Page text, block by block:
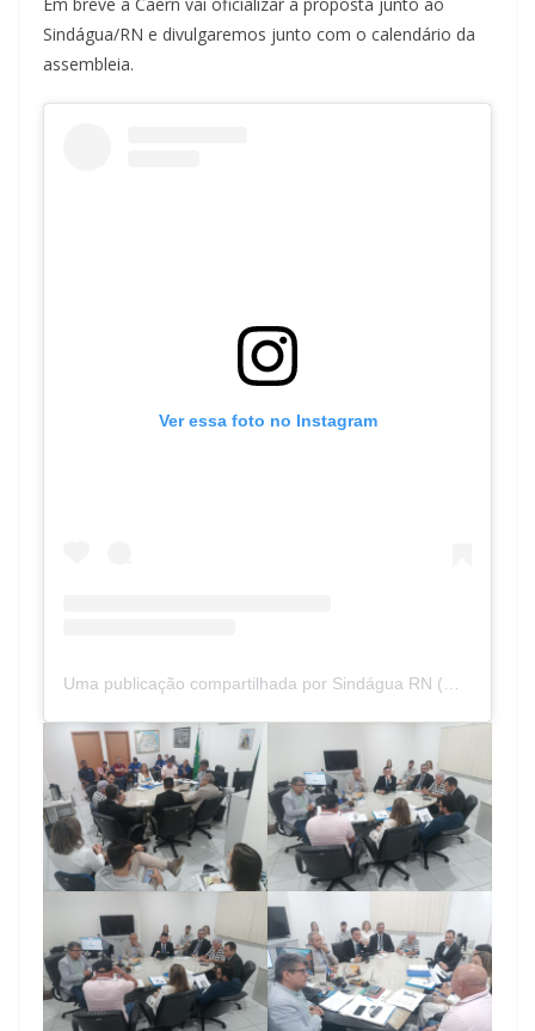
Sindágua/RN e divulgaremos junto com o calendário da
assembleia.
Ver essa foto no Instagram
Uma publicação compartilhada por Sindágua RN (@sindaguarn)